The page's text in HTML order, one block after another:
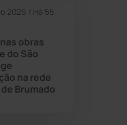
2026 / Há 55
obras
do São
na rede
Brumado